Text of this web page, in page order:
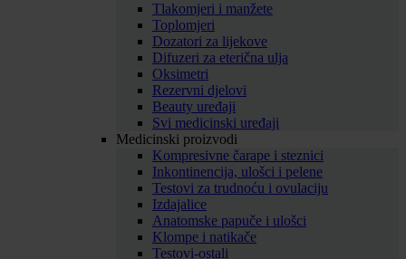
Tlakomjeri i manžete
Toplomjeri
Dozatori za lijekove
Difuzeri za eterična ulja
Oksimetri
Rezervni djelovi
Beauty uređaji
Svi medicinski uređaji
Medicinski proizvodi
Kompresivne čarape i steznici
Inkontinencija, ulošci i pelene
Testovi za trudnoću i ovulaciju
Izdajalice
Anatomske papuče i ulošci
Klompe i natikače
Testovi-ostali